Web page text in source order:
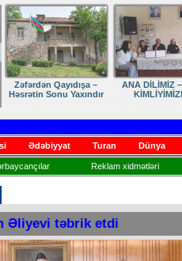
Zəfərdən Qayıdışa –
Həsrətin Sonu Yaxındır
ANA DİLİMİZ
Ədəbiyyat Turan Dünya
Reklam xidmətləri
Əliyevi təbrik etdi